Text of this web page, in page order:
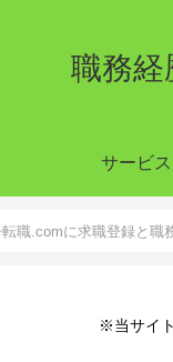
職務
サービス
転職.comに求職登録と職
※当サイ